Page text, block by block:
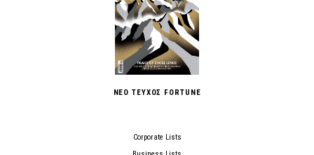
ΝΕΟ ΤΕΥΧΟΣ FORTUNE
Corporate Lists